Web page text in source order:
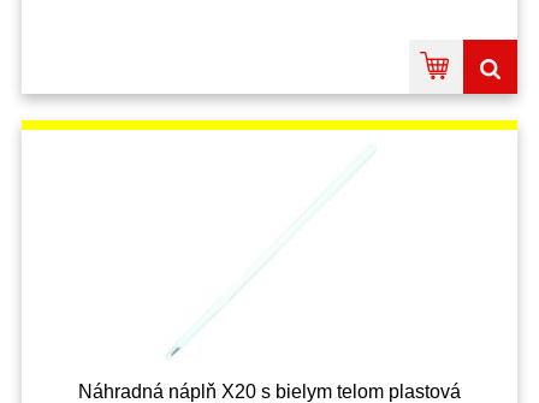
Náhradná náplň X20 s bielym telom plastová